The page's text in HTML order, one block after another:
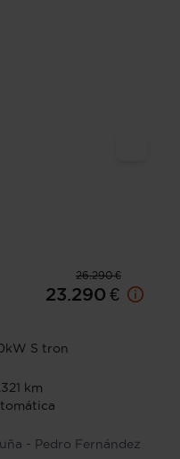
26.290 €
23.290 €
S tron
km
- Pedro Fernández